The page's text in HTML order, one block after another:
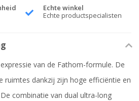
Echte winkel
Echte productspecialisten
van de Fathom-formule. De
ruimtes dankzij zijn hoge efficiëntie en
combinatie van dual ultra-long